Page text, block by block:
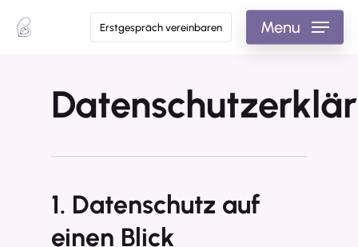
Erstgespräch vereinbaren Menu
1. Datenschutz auf
einen Blick